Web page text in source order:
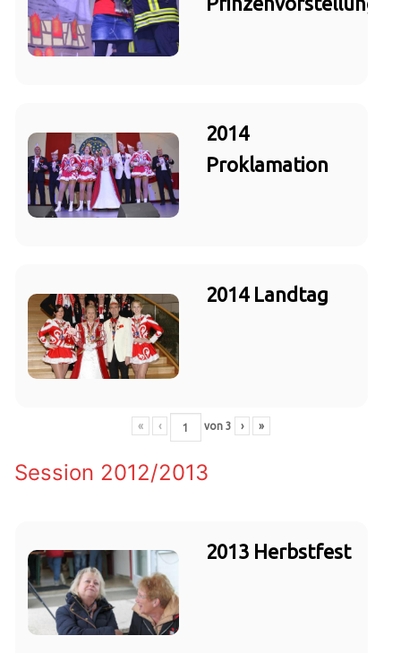
2014
Proklamation
2014 Landtag
« ‹ von 3 › »
Session 2012/2013
2013 Herbstfest